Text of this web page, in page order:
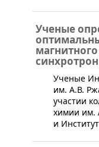
Ученые
​​Ученые
им. А.В.
участии
химии им.
и